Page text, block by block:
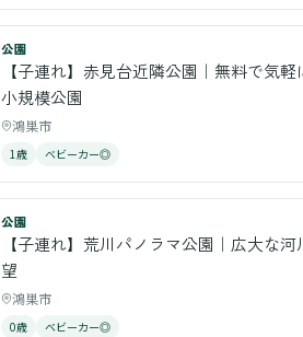
公園
【子連れ】赤見台近隣公園｜無料で気軽
小規模公園
鴻巣市
1歳 ベビーカー◎
公園
【子連れ】荒川パノラマ公園｜広大な
望
鴻巣市
0歳 ベビーカー◎